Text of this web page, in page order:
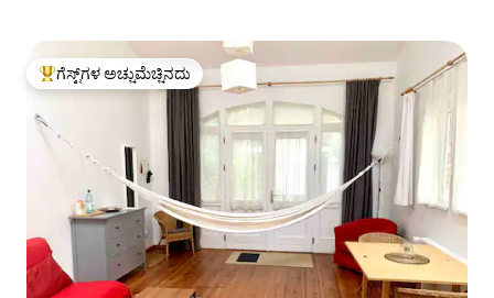
ಗೆಸ್ಟ್‌ಗಳಿಗೆ ಅತಿ ಹೆಚ್ಚು ಅಚ್ಚುಮೆಚ್ಚಿನದು
ಗೆಸ್ಟ್‌ಗಳ ಅಚ್ಚುಮೆಚ್ಚಿನದು